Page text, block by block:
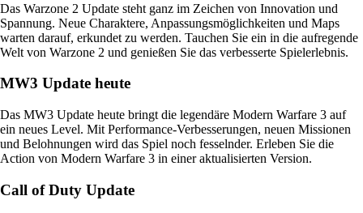
Das Warzone 2 Update steht ganz im Zeichen von Innovation und
Spannung. Neue Charaktere, Anpassungsmöglichkeiten und Maps
warten darauf, erkundet zu werden. Tauchen Sie ein in die aufregende
Welt von Warzone 2 und genießen Sie das verbesserte Spielerlebnis.
MW3 Update heute
Das MW3 Update heute bringt die legendäre Modern Warfare 3 auf
ein neues Level. Mit Performance-Verbesserungen, neuen Missionen
und Belohnungen wird das Spiel noch fesselnder. Erleben Sie die
Action von Modern Warfare 3 in einer aktualisierten Version.
Call of Duty Update